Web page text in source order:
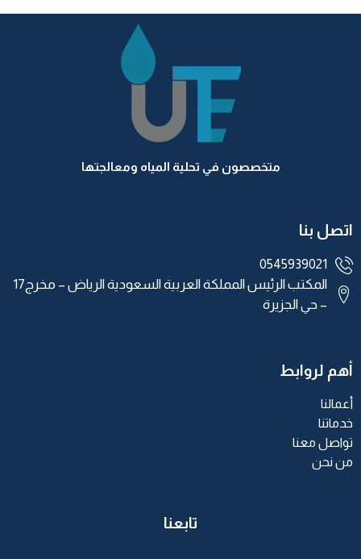
متخصصون في تحلية المياه ومعالجتها
اتصل بنا
0545939021
المكتب الرئيس المملكة العربية السعودية الرياض – مخرج17
– حي الجزيرة
أهم لروابط
أعمالنا
خدماتنا
تواصل معنا
من نحن
تابعنا